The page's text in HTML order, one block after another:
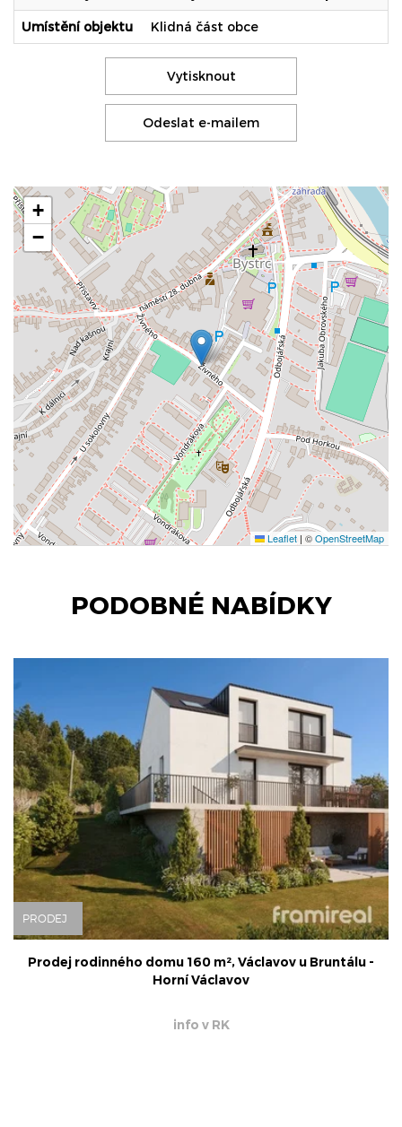
Umístění objektu Klidná část obce
Vytisknout
Odeslat e-mailem
+
−
Leaflet | ©OpenStreetMap
PODOBNÉ NABÍDKY
PRODEJ
Prodej rodinného domu 160 m², Václavov u Bruntálu -
Horní Václavov
info v RK